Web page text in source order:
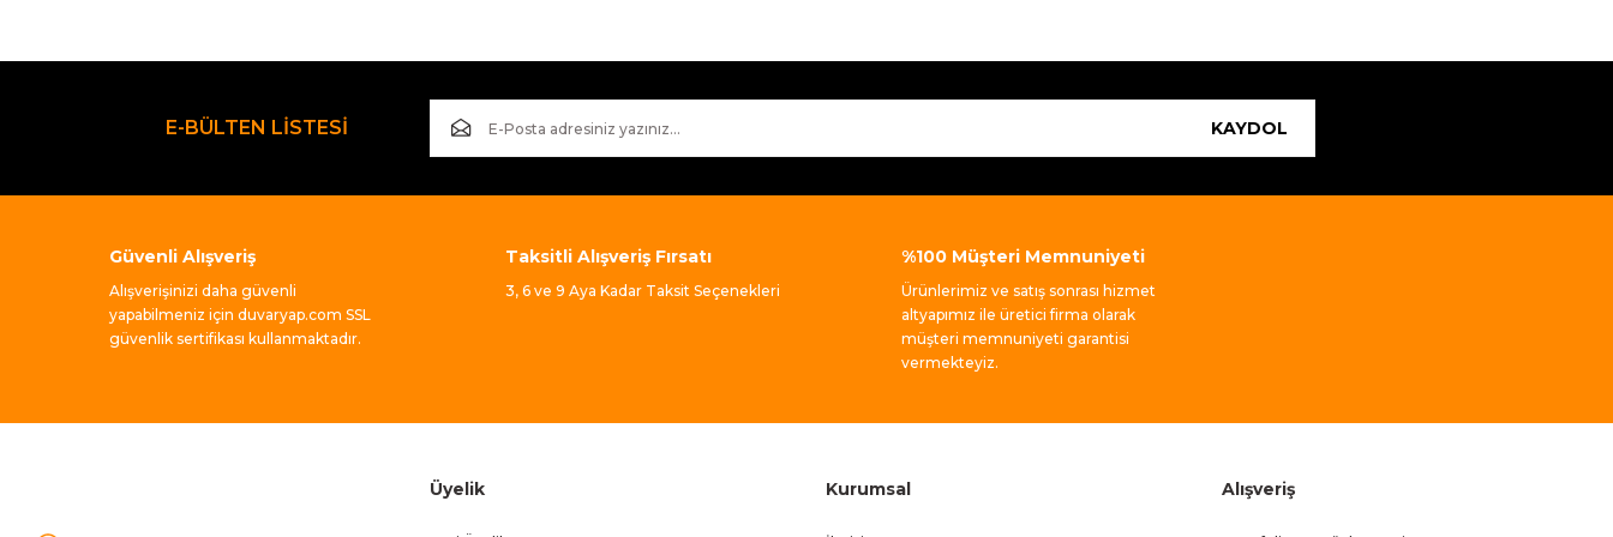
Bu ürüne benzer farklı alternatifler olmalı.
180,00 TL
E-BÜLTEN LİSTESİ KAYDOL
Güvenli Alışveriş
Alışverişinizi daha güvenli
yapabilmeniz için duvaryap.com SSL
güvenlik sertifikası kullanmaktadır.
Taksitli Alışveriş Fırsatı
3, 6 ve 9 Aya Kadar Taksit Seçenekleri
%100 Müşteri Memnuniyeti
Ürünlerimiz ve satış sonrası hizmet
altyapımız ile üretici firma olarak
müşteri memnuniyeti garantisi
vermekteyiz.
Üyelik Kurumsal Alışveriş